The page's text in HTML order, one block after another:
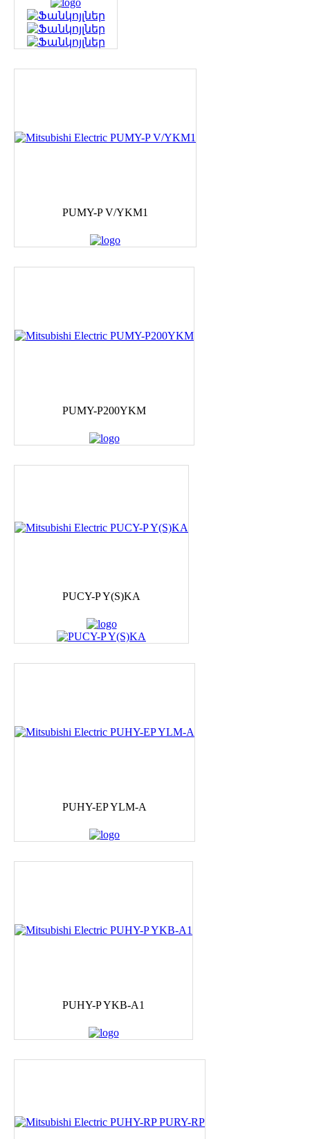
PUMY-P V/YKM1
PUMY-P200YKM
PUCY-P Y(S)KA
PUHY-EP YLM-A
PUHY-P YKB-A1